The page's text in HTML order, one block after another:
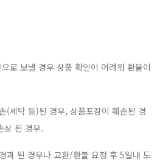
로 보낼 경우 상품 확인이 어려워 환불이
(세탁 등)된 경우, 상품포장이 훼손된 경
상 된 경우.
과 된 경우나 교환/환불 요청 후 5일내 도